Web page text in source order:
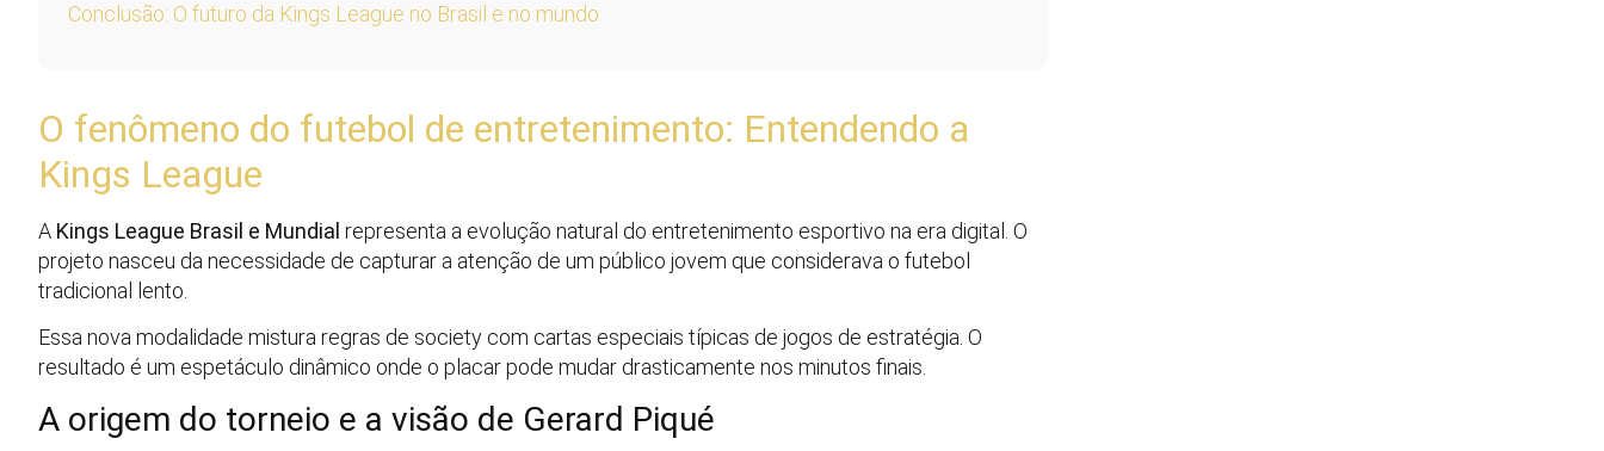
Conclusão: O futuro da Kings League no Brasil e no mundo
O fenômeno do futebol de entretenimento: Entendendo a
Kings League
A Kings League Brasil e Mundial representa a evolução natural do entretenimento esportivo na era digital. O
projeto nasceu da necessidade de capturar a atenção de um público jovem que considerava o futebol
tradicional lento.
Essa nova modalidade mistura regras de society com cartas especiais típicas de jogos de estratégia. O
resultado é um espetáculo dinâmico onde o placar pode mudar drasticamente nos minutos finais.
A origem do torneio e a visão de Gerard Piqué